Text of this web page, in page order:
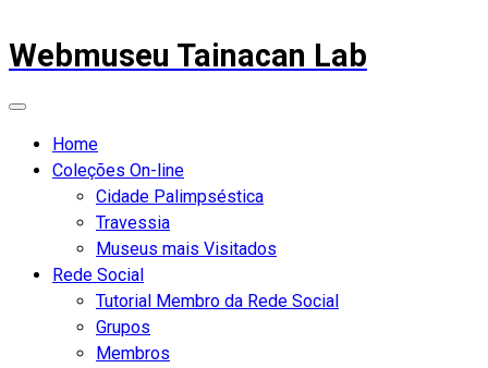
Webmuseu Tainacan Lab
Home
Coleções On-line
Cidade Palimpséstica
Travessia
Museus mais Visitados
Rede Social
Tutorial Membro da Rede Social
Grupos
Membros